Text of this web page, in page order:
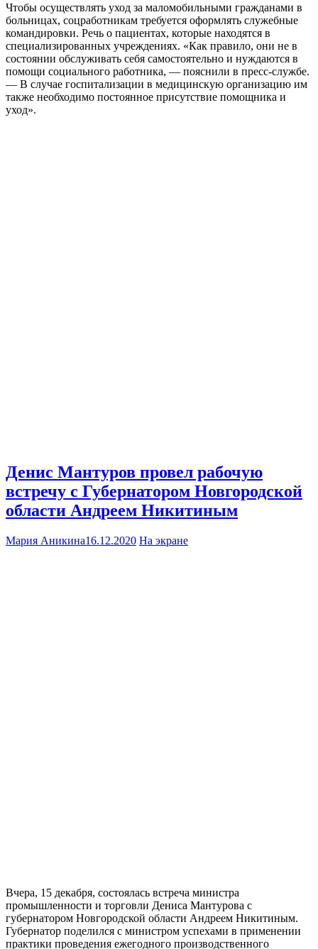
Чтобы осуществлять уход за маломобильными гражданами в
больницах, соцработникам требуется оформлять служебные
командировки. Речь о пациентах, которые находятся в
специализированных учреждениях. «Как правило, они не в
состоянии обслуживать себя самостоятельно и нуждаются в
помощи социального работника, — пояснили в пресс-службе.
— В случае госпитализации в медицинскую организацию им
также необходимо постоянное присутствие помощника и
уход».
Денис Мантуров провел рабочую
встречу с Губернатором Новгородской
области Андреем Никитиным
Мария Аникина16.12.2020 На экране
Вчера, 15 декабря, состоялась встреча министра
промышленности и торговли Дениса Мантурова с
губернатором Новгородской области Андреем Никитиным.
Губернатор поделился с министром успехами в применении
практики проведения ежегодного производственного